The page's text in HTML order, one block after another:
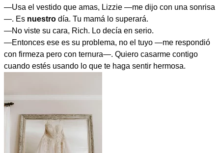
—Usa el vestido que amas, Lizzie —me dijo con una sonrisa
—. Es nuestro día. Tu mamá lo superará.
—No viste su cara, Rich. Lo decía en serio.
—Entonces ese es su problema, no el tuyo —me respondió
con firmeza pero con ternura—. Quiero casarme contigo
cuando estés usando lo que te haga sentir hermosa.